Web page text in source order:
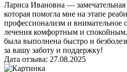
Лариса Ивановна — замечательная
которая помогла мне на этапе
профессионализм и внимательное
лечения комфортным и
была выполнена быстро и
за вашу заботу и поддержку!
Дата отзыва: 27.08.2025